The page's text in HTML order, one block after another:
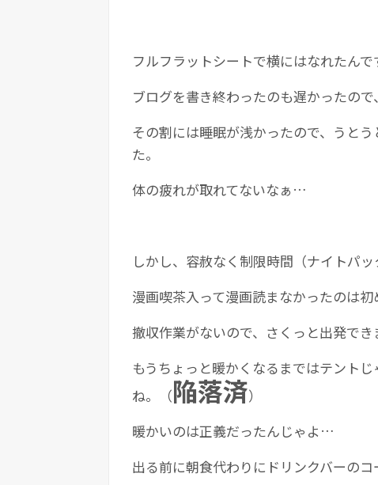
フルフラットシートで横にはなれたん
ブログを書き終わったのも遅かったの
その割には睡眠が浅かったので、うと
た。
体の疲れが取れてないなぁ…
しかし、容赦なく制限時間（ナイトパ
漫画喫茶入って漫画読まなかったのは初
撤収作業がないので、さくっと出発でき
もうちょっと暖かくなるまではテント
ね。（陥落済）
暖かいのは正義だったんじゃよ…
出る前に朝食代わりにドリンクバーのコ